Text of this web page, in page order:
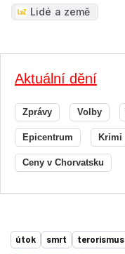
Lidé a země
Aktuální dění
Zprávy Volby
Epicentrum Krimi
Ceny v Chorvatsku
útok smrt terorismus